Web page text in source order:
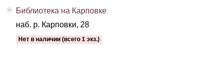
Библиотека на Карповке
наб. р. Карповки, 28
Нет в наличии (всего 1 экз.)